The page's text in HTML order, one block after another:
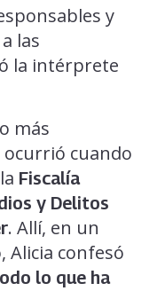
y
las
la intérprete
más
cuando
Fiscalía
y Delitos
. Allí, en un
Alicia confesó
lo que ha